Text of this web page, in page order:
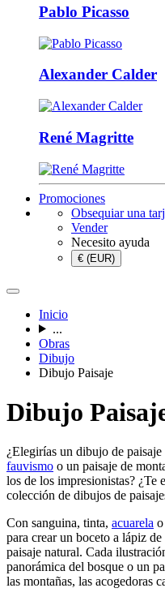
Pablo Picasso
Alexander Calder
René Magritte
Promociones
Obsequiar una
Vender
Necesito ayuda
€ (EUR)
Inicio
...
Obras
Dibujo
Dibujo Paisaje
Dibujo
¿Elegirías un dibujo de
fauvismo o un paisaje de
los de los impresionistas? ¿Te
colección de dibujos de
Con sanguina, tinta, acuarela
para crear un boceto a lápiz
paisaje natural. Cada
panorámica del bosque o un
las montañas, las acogedoras